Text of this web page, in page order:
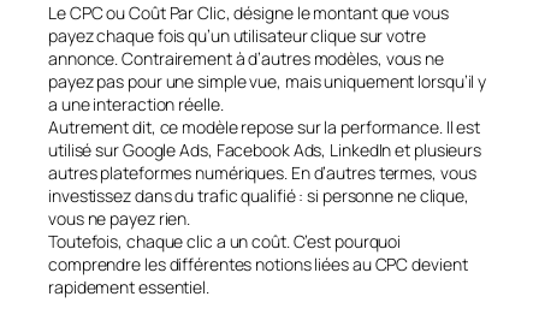
Le CPC ou Coût Par Clic, désigne le montant que vous
payez chaque fois qu’un utilisateur clique sur votre
annonce. Contrairement à d’autres modèles, vous ne
payez pas pour une simple vue, mais uniquement lorsqu’il y
a une interaction réelle.
Autrement dit, ce modèle repose sur la performance. Il est
utilisé sur Google Ads, Facebook Ads, LinkedIn et plusieurs
autres plateformes numériques. En d’autres termes, vous
investissez dans du trafic qualifié : si personne ne clique,
vous ne payez rien.
Toutefois, chaque clic a un coût. C’est pourquoi
comprendre les différentes notions liées au CPC devient
rapidement essentiel.